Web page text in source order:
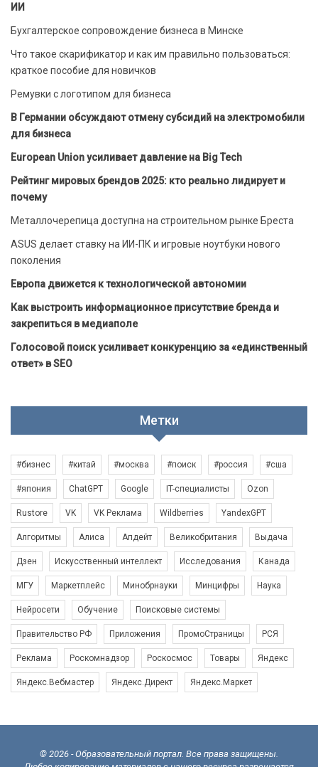
ИИ
Бухгалтерское сопровождение бизнеса в Минске
Что такое скарификатор и как им правильно пользоваться:
краткое пособие для новичков
Ремувки с логотипом для бизнеса
В Германии обсуждают отмену субсидий на электромобили
для бизнеса
European Union усиливает давление на Big Tech
Рейтинг мировых брендов 2025: кто реально лидирует и
почему
Металлочерепица доступна на строительном рынке Бреста
ASUS делает ставку на ИИ-ПК и игровые ноутбуки нового
поколения
Европа движется к технологической автономии
Как выстроить информационное присутствие бренда и
закрепиться в медиаполе
Голосовой поиск усиливает конкуренцию за «единственный
ответ» в SEO
Метки
#бизнес #китай #москва #поиск #россия #сша
#япония ChatGPT Google IT-специалисты Ozon
Rustore VK VK Реклама Wildberries YandexGPT
Алгоритмы Алиса Апдейт Великобритания Выдача
Дзен Искусственный интеллект Исследования Канада
МГУ Маркетплейс Минобрнауки Минцифры Наука
Нейросети Обучение Поисковые системы
Правительство РФ Приложения ПромоСтраницы РСЯ
Реклама Роскомнадзор Роскосмос Товары Яндекс
Яндекс.Вебмастер Яндекс.Директ Яндекс.Маркет
© 2026 - Образовательный портал. Все права защищены.